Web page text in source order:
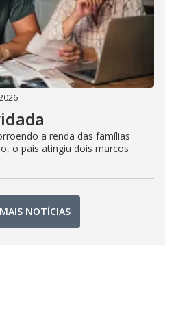
a renda das famílias
o país atingiu dois marcos
NOTÍCIAS